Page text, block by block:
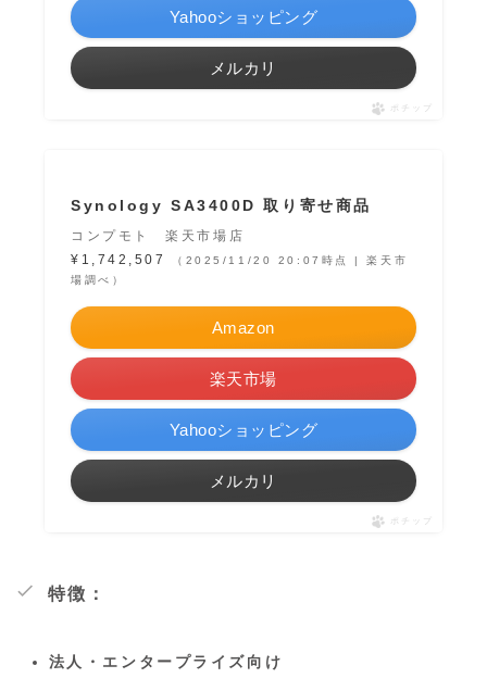
Yahooショッピング
メルカリ
ポチップ
Synology SA3400D 取り寄せ商品
コンプモト 楽天市場店
¥1,742,507
（2025/11/20 20:07時点 | 楽天市
場調べ）
Amazon
楽天市場
Yahooショッピング
メルカリ
ポチップ
特徴：
法人・エンタープライズ向け